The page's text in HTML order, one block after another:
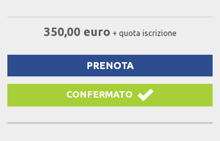
350,00 euro + quota iscrizione
PRENOTA
CONFERMATO